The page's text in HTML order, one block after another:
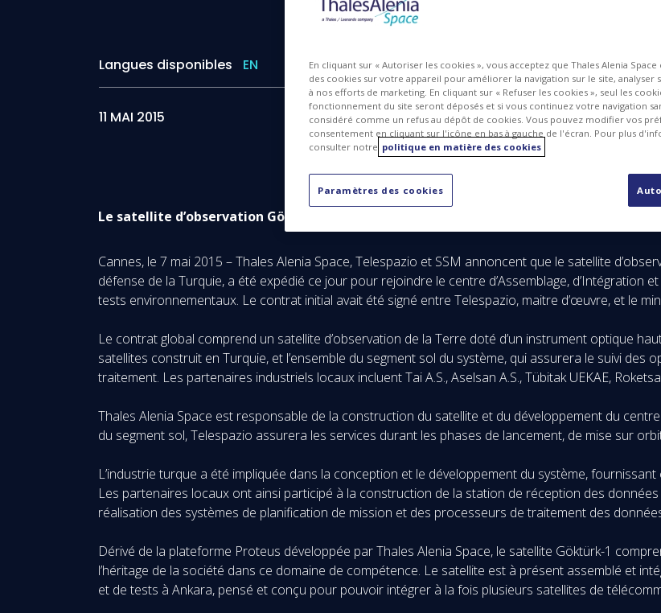
Langues disponibles EN
11 MAI 2015
Le satellite d’observation Göktürk-1 sur le départ pour Ankara, où débutera la
Cannes, le 7 mai 2015 – Thales Alenia Space, Telespazio et SSM annoncent que le satellite
défense de la Turquie, a été expédié ce jour pour rejoindre le centre d’Assemblage, d’Intégration
tests environnementaux. Le contrat initial avait été signé entre Telespazio, maitre d’œuvre, et le
Le contrat global comprend un satellite d’observation de la Terre doté d’un instrument optique
satellites construit en Turquie, et l’ensemble du segment sol du système, qui assurera le suivi des
traitement. Les partenaires industriels locaux incluent Tai A.S., Aselsan A.S., Tübitak UEKAE,
Thales Alenia Space est responsable de la construction du satellite et du développement du
du segment sol, Telespazio assurera les services durant les phases de lancement, de mise sur
L’industrie turque a été impliquée dans la conception et le développement du système,
Les partenaires locaux ont ainsi participé à la construction de la station de réception des données
réalisation des systèmes de planification de mission et des processeurs de traitement des
Dérivé de la plateforme Proteus développée par Thales Alenia Space, le satellite Göktürk-1
l’héritage de la société dans ce domaine de compétence. Le satellite est à présent assemblé et
et de tests à Ankara, pensé et conçu pour pouvoir intégrer à la fois plusieurs satellites de
En cliquant sur « Autoriser les cookies », vous acceptez que Thales Alenia
des cookies sur votre appareil pour améliorer la navigation sur le site,
à nos efforts de marketing. En cliquant sur « Refuser les cookies », seul les
fonctionnement du site seront déposés et si vous continuez votre navigation
considéré comme un refus au dépôt de cookies. Vous pouvez modifier vos
consentement en cliquant sur l'icône en bas à gauche de l'écran. Pour plus
consulter notre politique en matière des cookies
Paramètres des cookies